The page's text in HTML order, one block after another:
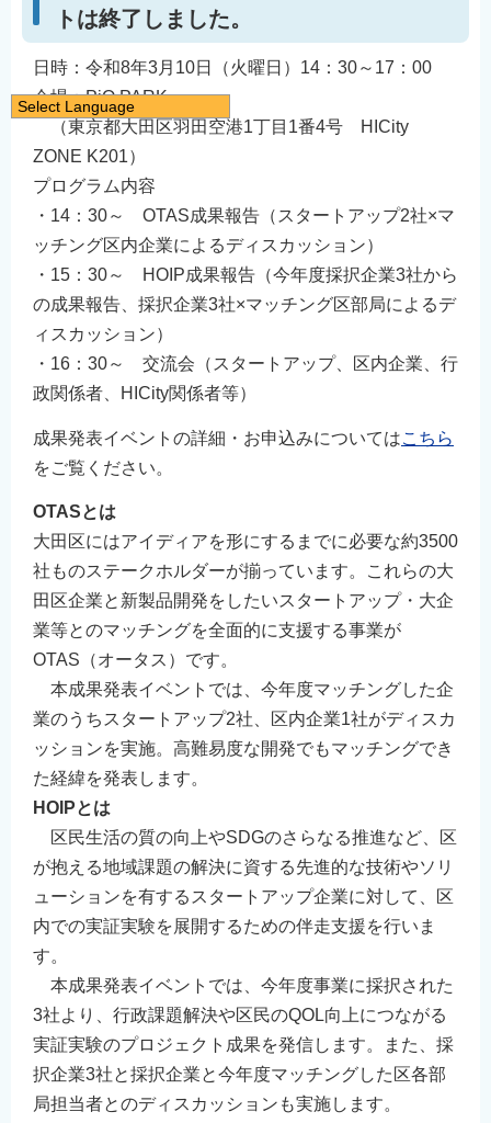
トは終了しました。
日時：令和8年3月10日（火曜日）14：30～17：00
会場：PiO PARK
（東京都大田区羽田空港1丁目1番4号 HICity
ZONE K201）
プログラム内容
・14：30～ OTAS成果報告（スタートアップ2社×マ
ッチング区内企業によるディスカッション）
・15：30～ HOIP成果報告（今年度採択企業3社から
の成果報告、採択企業3社×マッチング区部局によるデ
ィスカッション）
・16：30～ 交流会（スタートアップ、区内企業、行
政関係者、HICity関係者等）
成果発表イベントの詳細・お申込みについてはこちら
をご覧ください。
OTASとは
大田区にはアイディアを形にするまでに必要な約3500
社ものステークホルダーが揃っています。これらの大
田区企業と新製品開発をしたいスタートアップ・大企
業等とのマッチングを全面的に支援する事業が
OTAS（オータス）です。
本成果発表イベントでは、今年度マッチングした企
業のうちスタートアップ2社、区内企業1社がディスカ
ッションを実施。高難易度な開発でもマッチングでき
た経緯を発表します。
HOIPとは
区民生活の質の向上やSDGのさらなる推進など、区
が抱える地域課題の解決に資する先進的な技術やソリ
ューションを有するスタートアップ企業に対して、区
内での実証実験を展開するための伴走支援を行いま
す。
本成果発表イベントでは、今年度事業に採択された
3社より、行政課題解決や区民のQOL向上につながる
実証実験のプロジェクト成果を発信します。また、採
択企業3社と採択企業と今年度マッチングした区各部
局担当者とのディスカッションも実施します。
Select Language
日本語
繁體中文
한국어
नेपाली
Filipino